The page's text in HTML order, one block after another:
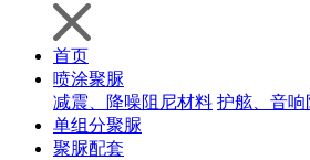
首页
喷涂聚脲
减震、降噪阻尼材料 护舷、音响
单组分聚脲
聚脲配套